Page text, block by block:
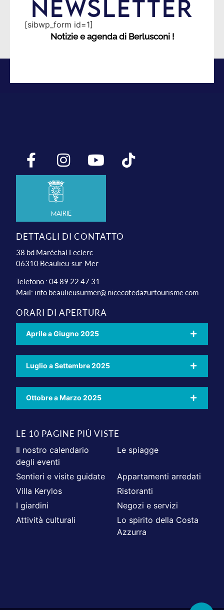
NEWSLETTER
[sibwp_form id=1]
Notizie e agenda di Berlusconi !
Mairie
DETTAGLI DI CONTATTO
38 bd Maréchal Leclerc
06310 Beaulieu-sur-Mer
Telefono : 04 89 22 47 31
Mail: info.beaulieusurmer@ nicecotedazurtourisme.com
ORARI DI APERTURA
Aprile a Giugno 2025
Luglio a Settembre 2025
Ottobre a Marzo 2025
LE 10 PAGINE PIÙ VISTE
Il nostro calendario
degli eventi
Le spiagge
Sentieri e visite guidate
Appartamenti arredati
Villa Kerylos
Ristoranti
I giardini
Negozi e servizi
Attività culturali
Lo spirito della Costa
Azzurra